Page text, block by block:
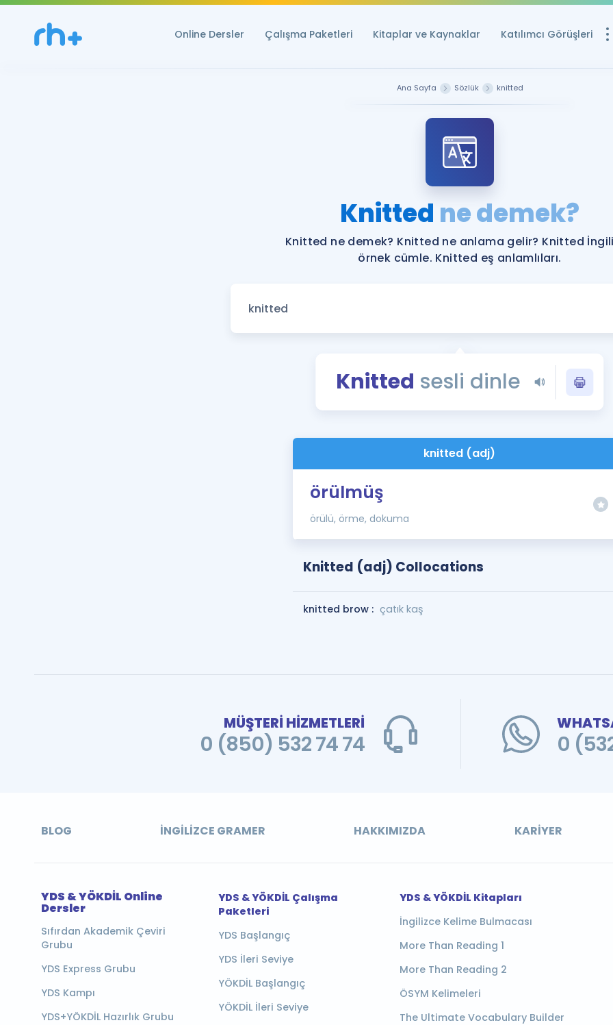
Online Dersler Çalışma Paketleri Kitaplar ve Kaynaklar Katılımcı Görüşleri
YDS ve YÖKDİL
Rehberlik Aracı
YDS ve YÖKDİL'e
Tüm ÖSYM
YDS - YÖKDİL
İngilizce Gramer
Ana Sayfa Sözlük knitted
Knitted ne demek?
Knitted ne demek? Knitted ne anlama gelir? Knitted
örnek cümle. Knitted eş anlamlıları.
Knitted sesli dinle
knitted (adj)
örülmüş
örülü, örme, dokuma
Knitted (adj) Collocations
knitted brow : çatık kaş
MÜŞTERİ HİZMETLERİ
0 (850) 532 74 74 0
BLOG İNGILIZCE GRAMER HAKKIMIZDA KARIYER
YDS & YÖKDİL Online
Dersler
Sıfırdan Akademik Çeviri
Grubu
YDS Express Grubu
YDS Kampı
YDS+YÖKDİL Hazırlık Grubu
YDS & YÖKDİL Çalışma
Paketleri
YDS Başlangıç
YDS İleri Seviye
YÖKDİL Başlangıç
YÖKDİL İleri Seviye
YDS & YÖKDİL Kitapları
İngilizce Kelime Bulmacası
More Than Reading 1
More Than Reading 2
ÖSYM Kelimeleri
The Ultimate Vocabulary Builder